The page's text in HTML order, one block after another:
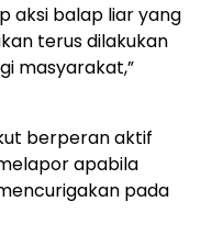
aksi balap liar yang
terus dilakukan
masyarakat,”
berperan aktif
apabila
pada